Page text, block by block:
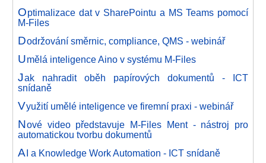
Optimalizace dat v SharePointu a MS Teams pomocí
M-Files
Dodržování směrnic, compliance, QMS - webinář
Umělá inteligence Aino v systému M-Files
Jak nahradit oběh papírových dokumentů - ICT
snídaně
Využití umělé inteligence ve firemní praxi - webinář
Nové video představuje M-Files Ment - nástroj pro
automatickou tvorbu dokumentů
AI a Knowledge Work Automation - ICT snídaně